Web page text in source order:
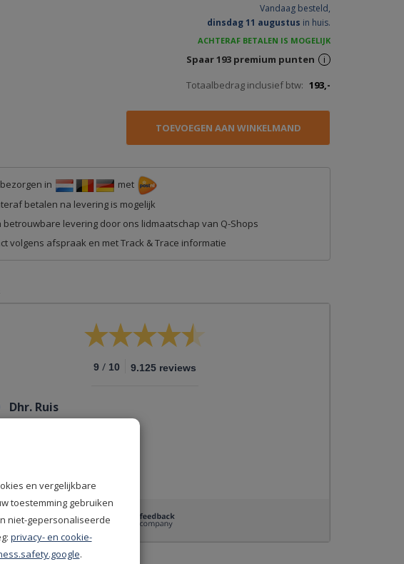
Vandaag besteld,
dinsdag 11 augustus in huis.
ACHTERAF BETALEN IS MOGELIJK
Spaar193 premium punten i
Totaalbedrag inclusief btw: 193,-
in
met
betalen na levering is mogelijk
betrouwbare levering door ons lidmaatschap van Q-Shops
volgens afspraak en met Track & Trace informatie
9 / 10 9.125 reviews
Dhr. Ruis
en vergelijkbare
toestemming gebruiken
niet-gepersonaliseerde
privacy- en cookie-
.